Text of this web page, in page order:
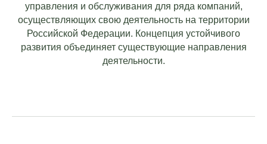
управления и обслуживания для ряда компаний,
осуществляющих свою деятельность на территории
Российской Федерации. Концепция устойчивого
развития объединяет существующие направления
деятельности.